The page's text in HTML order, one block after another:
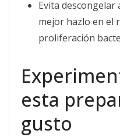
Evita
mejor hazlo en el
proliferación
esta
gusto